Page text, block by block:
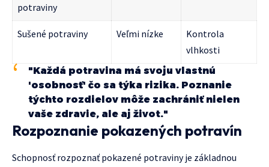
potraviny
Sušené potraviny Veľmi nízke
Kontrola
vlhkosti
"Každá potravina má svoju vlastnú
'osobnosť' čo sa týka rizika. Poznanie
týchto rozdielov môže zachrániť nielen
vaše zdravie, ale aj život."
Rozpoznanie pokazených potravín
Schopnosť rozpoznať pokazené potraviny je základnou